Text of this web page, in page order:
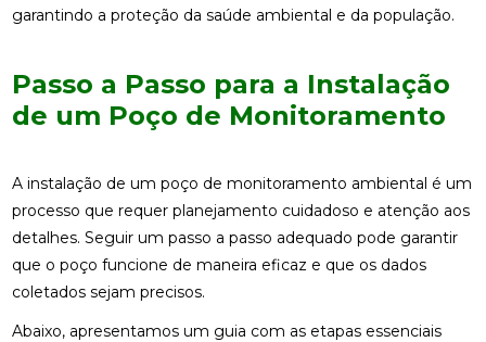
garantindo a proteção da saúde ambiental e da população.
Passo a Passo para a Instalação
de um Poço de Monitoramento
A instalação de um poço de monitoramento ambiental é um
processo que requer planejamento cuidadoso e atenção aos
detalhes. Seguir um passo a passo adequado pode garantir
que o poço funcione de maneira eficaz e que os dados
coletados sejam precisos.
Abaixo, apresentamos um guia com as etapas essenciais